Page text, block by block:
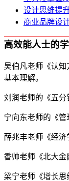
设计思维提
商业品牌设
高效能人士的
吴伯凡老师《认
基本理解。
刘润老师的《五分
宁向东老师的《管
薛兆丰老师《经济
香帅老师《北大金
梁宁老师《增长思